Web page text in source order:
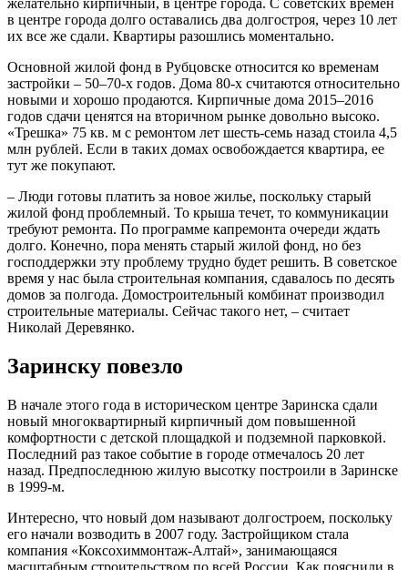
в центре города долго оставались два долгостроя, через 10 лет
их все же сдали. Квартиры разошлись моментально.
Основной жилой фонд в Рубцовске относится ко временам
застройки – 50–70-х годов. Дома 80-х считаются относительно
новыми и хорошо продаются. Кирпичные дома 2015–2016
годов сдачи ценятся на вторичном рынке довольно высоко.
«Трешка» 75 кв. м с ремонтом лет шесть-семь назад стоила 4,5
млн рублей. Если в таких домах освобождается квартира, ее
тут же покупают.
– Люди готовы платить за новое жилье, поскольку старый
жилой фонд проблемный. То крыша течет, то коммуникации
требуют ремонта. По программе капремонта очереди ждать
долго. Конечно, пора менять старый жилой фонд, но без
господдержки эту проблему трудно будет решить. В советское
время у нас была строительная компания, сдавалось по десять
домов за полгода. Домостроительный комбинат производил
строительные материалы. Сейчас такого нет, – считает
Николай Деревянко.
Заринску повезло
В начале этого года в историческом центре Заринска сдали
новый многоквартирный кирпичный дом повышенной
комфортности с детской площадкой и подземной парковкой.
Последний раз такое событие в городе отмечалось 20 лет
назад. Предпоследнюю жилую высотку построили в Заринске
в 1999-м.
Интересно, что новый дом называют долгостроем, поскольку
его начали возводить в 2007 году. Застройщиком стала
компания «Коксохиммонтаж-Алтай», занимающаяся
масштабным строительством по всей России. Как пояснили в